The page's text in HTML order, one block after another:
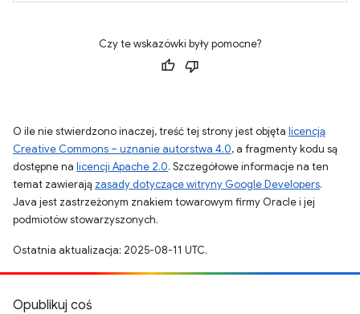
Czy te wskazówki były pomocne?
O ile nie stwierdzono inaczej, treść tej strony jest objęta licencją
Creative Commons – uznanie autorstwa 4.0, a fragmenty kodu są
dostępne na licencji Apache 2.0. Szczegółowe informacje na ten
temat zawierają zasady dotyczące witryny Google Developers.
Java jest zastrzeżonym znakiem towarowym firmy Oracle i jej
podmiotów stowarzyszonych.
Ostatnia aktualizacja: 2025-08-11 UTC.
Opublikuj coś